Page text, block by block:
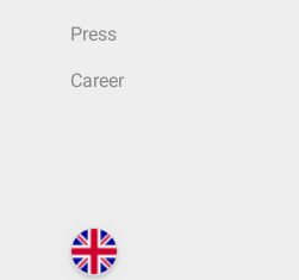
Press
Career